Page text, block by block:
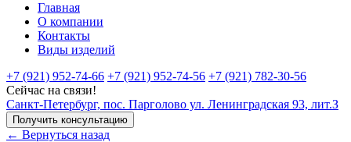
Главная
О компании
Контакты
Виды изделий
+7 (921) 952-74-66 +7 (921) 952-74-56 +7 (921) 782-30-56
Сейчас на связи!
Санкт-Петербург, пос. Парголово ул. Ленинградская 93, лит.З
Получить консультацию
← Вернуться назад